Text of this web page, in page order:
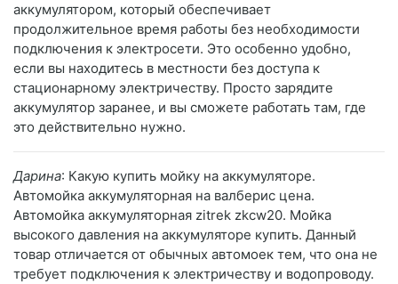
аккумулятором, который обеспечивает
продолжительное время работы без необходимости
подключения к электросети. Это особенно удобно,
если вы находитесь в местности без доступа к
стационарному электричеству. Просто зарядите
аккумулятор заранее, и вы сможете работать там, где
это действительно нужно.
Дарина: Какую купить мойку на аккумуляторе.
Автомойка аккумуляторная на валберис цена.
Автомойка аккумуляторная zitrek zkcw20. Мойка
высокого давления на аккумуляторе купить. Данный
товар отличается от обычных автомоек тем, что она не
требует подключения к электричеству и водопроводу.